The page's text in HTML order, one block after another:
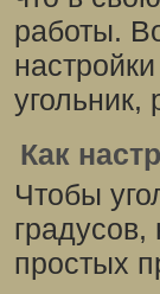
работы.
угольник,
Как
Чтобы
градусов,
простых